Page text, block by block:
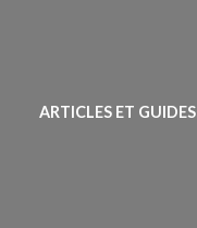
ARTICLES ET GUIDES